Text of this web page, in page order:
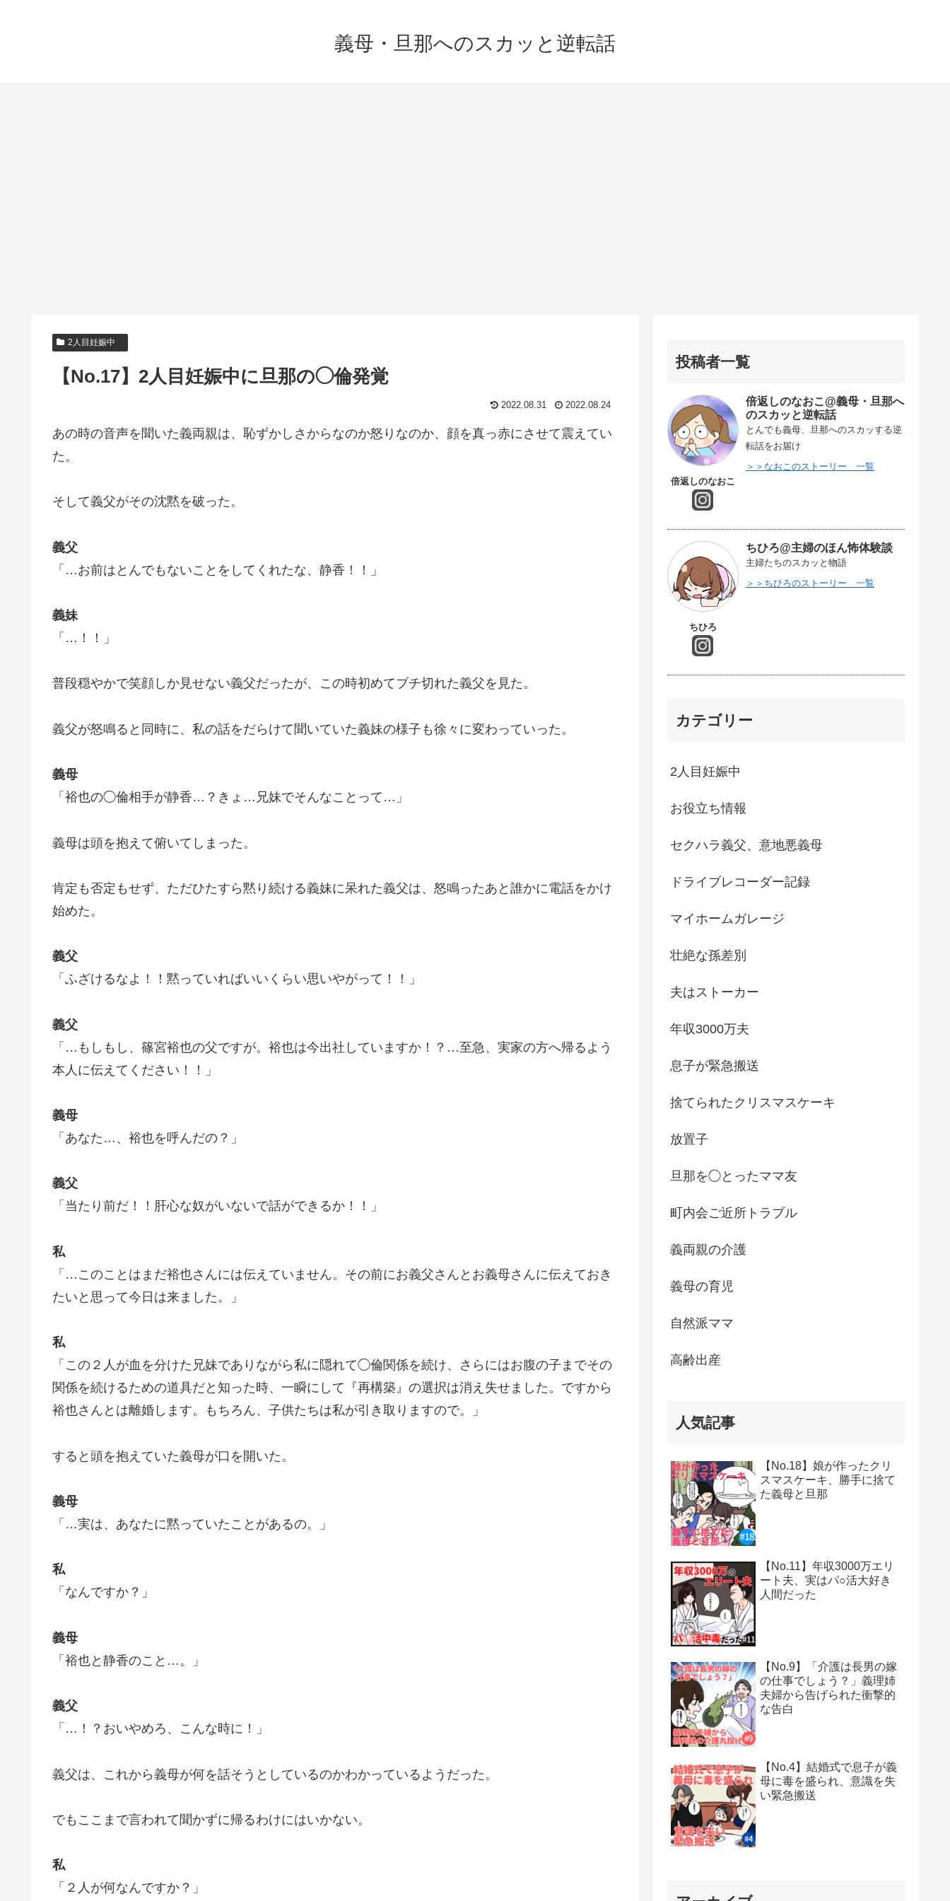
義母・旦那へのスカッと逆転話
2人目妊娠中
【No.17】2人目妊娠中に旦那の◯倫発覚
2022.08.31 2022.08.24
あの時の音声を聞いた義両親は、恥ずかしさからなのか怒りなのか、顔を真っ赤にさせて震えてい
た。
そして義父がその沈黙を破った。
義父
「…お前はとんでもないことをしてくれたな、静香！！」
義妹
「…！！」
普段穏やかで笑顔しか見せない義父だったが、この時初めてブチ切れた義父を見た。
義父が怒鳴ると同時に、私の話をだらけて聞いていた義妹の様子も徐々に変わっていった。
義母
「裕也の◯倫相手が静香…？きょ…兄妹でそんなことって…」
義母は頭を抱えて俯いてしまった。
肯定も否定もせず、ただひたすら黙り続ける義妹に呆れた義父は、怒鳴ったあと誰かに電話をかけ
始めた。
義父
「ふざけるなよ！！黙っていればいいくらい思いやがって！！」
義父
「…もしもし、篠宮裕也の父ですが。裕也は今出社していますか！？…至急、実家の方へ帰るよう
本人に伝えてください！！」
義母
「あなた…、裕也を呼んだの？」
義父
「当たり前だ！！肝心な奴がいないで話ができるか！！」
私
「…このことはまだ裕也さんには伝えていません。その前にお義父さんとお義母さんに伝えておき
たいと思って今日は来ました。」
私
「この２人が血を分けた兄妹でありながら私に隠れて◯倫関係を続け、さらにはお腹の子までその
関係を続けるための道具だと知った時、一瞬にして『再構築』の選択は消え失せました。ですから
裕也さんとは離婚します。もちろん、子供たちは私が引き取りますので。」
すると頭を抱えていた義母が口を開いた。
義母
「…実は、あなたに黙っていたことがあるの。」
私
「なんですか？」
義母
「裕也と静香のこと…。」
義父
「…！？おいやめろ、こんな時に！」
義父は、これから義母が何を話そうとしているのかわかっているようだった。
でもここまで言われて聞かずに帰るわけにはいかない。
私
「２人が何なんですか？」
投稿者一覧
倍返しのなおこ
倍返しのなおこ@義母・旦那へ
のスカッと逆転話
とんでも義母、旦那へのスカッする逆
転話をお届け
＞＞なおこのストーリー 一覧
ちひろ
ちひろ@主婦のほん怖体験談
主婦たちのスカッと物語
＞＞ちひろのストーリー 一覧
カテゴリー
2人目妊娠中
お役立ち情報
セクハラ義父、意地悪義母
ドライブレコーダー記録
マイホームガレージ
壮絶な孫差別
夫はストーカー
年収3000万夫
息子が緊急搬送
捨てられたクリスマスケーキ
放置子
旦那を◯とったママ友
町内会ご近所トラブル
義両親の介護
義母の育児
自然派ママ
高齢出産
人気記事
【No.18】娘が作ったクリ
スマスケーキ、勝手に捨て
た義母と旦那
【No.11】年収3000万エリ
ート夫、実はパ○活大好き
人間だった
【No.9】「介護は長男の嫁
の仕事でしょう？」義理姉
夫婦から告げられた衝撃的
な告白
【No.4】結婚式で息子が義
母に毒を盛られ、意識を失
い緊急搬送